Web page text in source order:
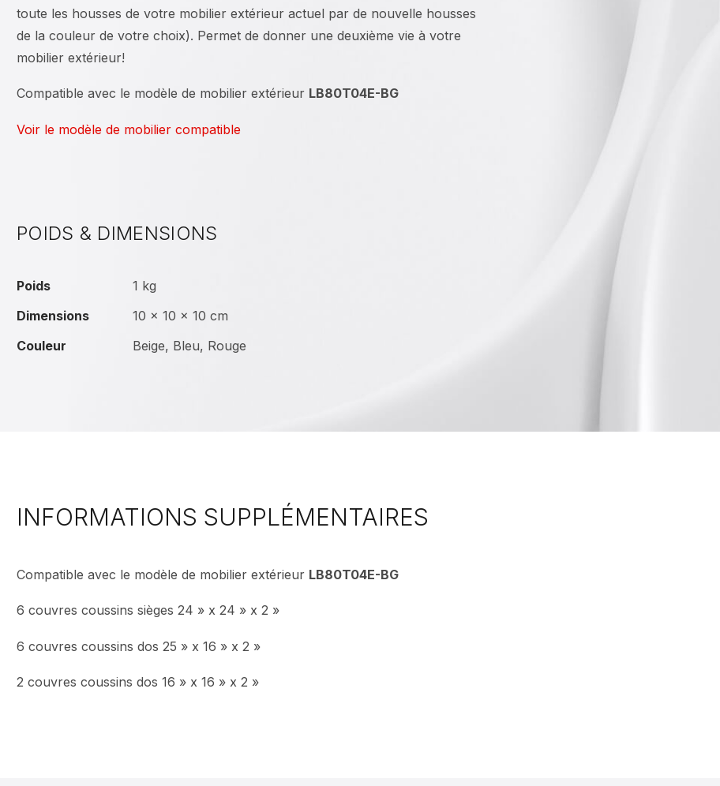
toute les housses de votre mobilier extérieur actuel par de nouvelle housses
de la couleur de votre choix). Permet de donner une deuxième vie à votre
mobilier extérieur!
Compatible avec le modèle de mobilier extérieur LB80T04E-BG
Voir le modèle de mobilier compatible
POIDS & DIMENSIONS
Poids
1 kg
Dimensions
10 × 10 × 10 cm
Couleur
Beige, Bleu, Rouge
INFORMATIONS SUPPLÉMENTAIRES
Compatible avec le modèle de mobilier extérieur LB80T04E-BG
6 couvres coussins sièges 24 » x 24 » x 2 »
6 couvres coussins dos 25 » x 16 » x 2 »
2 couvres coussins dos 16 » x 16 » x 2 »